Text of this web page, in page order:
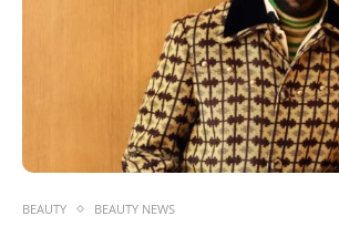
BEAUTY BEAUTY NEWS